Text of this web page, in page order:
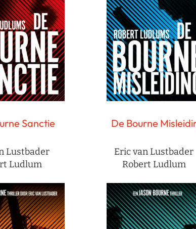
Sanctie
Lustbader
Ludlum
De Bourne
Eric van Lustbader
Robert Ludlum